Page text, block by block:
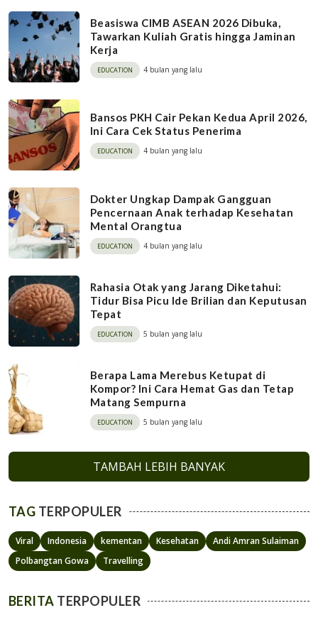
Beasiswa CIMB ASEAN 2026 Dibuka,
Tawarkan Kuliah Gratis hingga Jaminan
Kerja
EDUCATION 4 bulan yang lalu
Bansos PKH Cair Pekan Kedua April 2026,
Ini Cara Cek Status Penerima
EDUCATION 4 bulan yang lalu
Dokter Ungkap Dampak Gangguan
Pencernaan Anak terhadap Kesehatan
Mental Orangtua
EDUCATION 4 bulan yang lalu
Rahasia Otak yang Jarang Diketahui:
Tidur Bisa Picu Ide Brilian dan Keputusan
Tepat
EDUCATION 5 bulan yang lalu
Berapa Lama Merebus Ketupat di
Kompor? Ini Cara Hemat Gas dan Tetap
Matang Sempurna
EDUCATION 5 bulan yang lalu
TAMBAH LEBIH BANYAK
TAG TERPOPULER
Viral Indonesia kementan Kesehatan
Andi Amran Sulaiman
Polbangtan Gowa
Travelling
BERITA TERPOPULER